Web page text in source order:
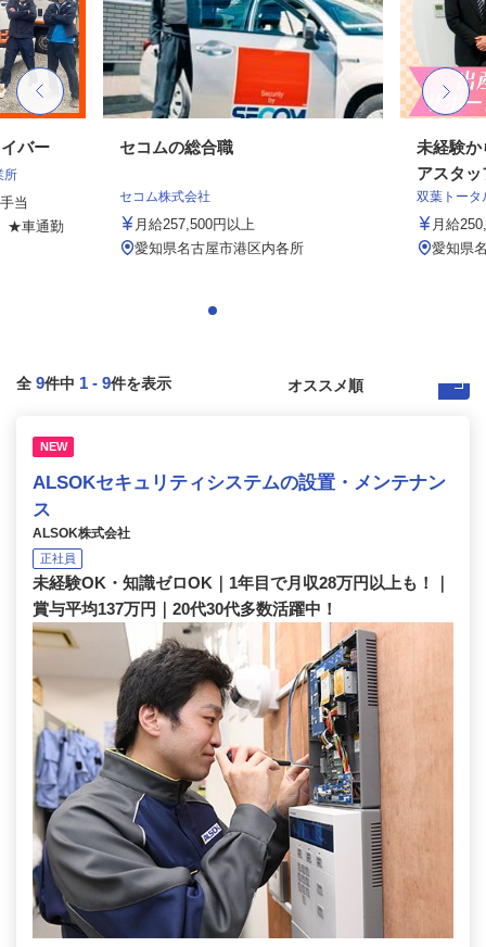
バー
所
当
★車通勤
セコムの総合職
セコム株式会社
月給257,500円以上
愛知県名古屋市港区内各所
未経験か
アスタッ
双葉トータ
月給
愛知県
全 9件中 1 - 9件を表示
NEW
ALSOKセキュリティシステムの設置・メンテナン
ス
ALSOK株式会社
正社員
未経験OK・知識ゼロOK｜1年目で月収28万円以上も！｜
賞与平均137万円｜20代30代多数活躍中！